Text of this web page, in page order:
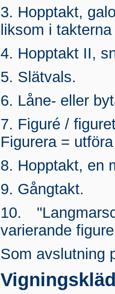
3. Hopptakt,
liksom i
4. Hopptakt II,
5. Slätvals.
6. Låne- eller
7. Figuré /
Figurera =
8. Hopptakt, en
9. Gångtakt.
10.
varierande
Som avslutning